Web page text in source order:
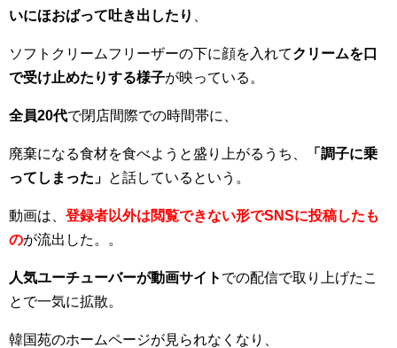
いにほおばって吐き出したり
ソフトクリームフリーザーの下に顔を入れてクリームを口
で受け止めたりする様子が映っている。
全員20代で閉店間際での時間帯に、
廃棄になる食材を食べようと盛り上がるうち、
「調子に乗
ってしまった」 と話しているという。
動画は、 登録者以外は閲覧できない形でSNSに投稿したも
のが流出した。。
人気ユーチューバーが動画サイト での配信で取り上げたこ
とで一気に拡散。
韓国苑のホームページが見られなくなり、